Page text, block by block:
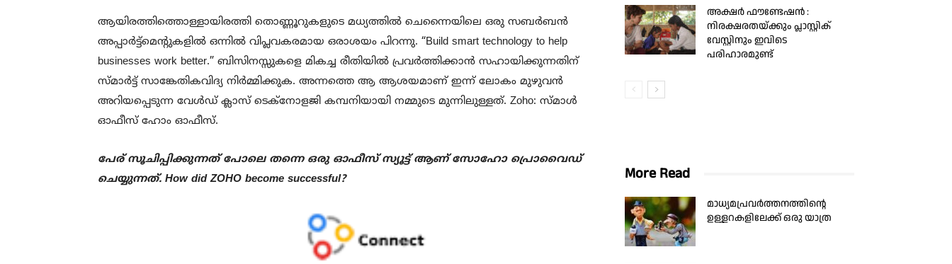
ആയിരത്തിത്തൊള്ളായിരത്തി തൊണ്ണൂറുകളുടെ മധ്യത്തിൽ ചെന്നൈയിലെ ഒരു സബർബൻ
അപ്പാർട്ട്മെന്റുകളിൽ ഒന്നിൽ വിപ്ലവകരമായ ഒരാശയം പിറന്നു. “Build smart technology to help
businesses work better.” ബിസിനസ്സുകളെ മികച്ച രീതിയിൽ പ്രവർത്തിക്കാൻ സഹായിക്കുന്നതിന്
സ്‌മാർട്ട് സാങ്കേതികവിദ്യ നിർമ്മിക്കുക. അന്നത്തെ ആ ആശയമാണ് ഇന്ന് ലോകം മുഴുവൻ
അറിയപ്പെടുന്ന വേൾഡ് ക്ലാസ് ടെക്നോളജി കമ്പനിയായി നമ്മുടെ മുന്നിലുള്ളത്. Zoho: സ്മാൾ
ഓഫീസ് ഹോം ഓഫീസ്.
പേര് സൂചിപ്പിക്കുന്നത് പോലെ തന്നെ ഒരു ഓഫീസ് സ്യൂട്ട് ആണ് സോഹോ പ്രൊവൈഡ്
ചെയ്യുന്നത്. How did ZOHO become successful?
അക്ഷർ ഫൗണ്ടേഷൻ :
നിരക്ഷരതയ്ക്കും പ്ലാസ്റ്റിക്
വേസ്റ്റിനും ഇവിടെ
പരിഹാരമുണ്ട്
More Read
മാധ്യമപ്രവര്‍ത്തനത്തിന്റെ
ഉള്ളറകളിലേക്ക് ഒരു യാത്ര